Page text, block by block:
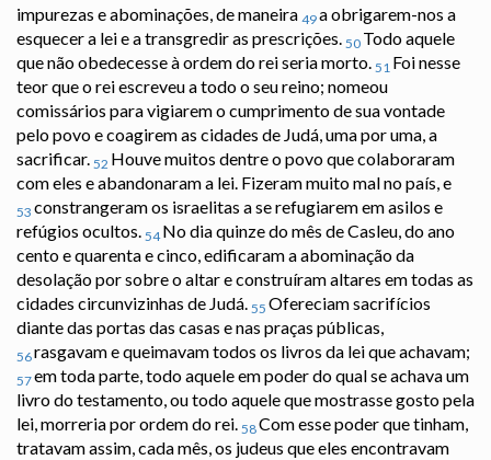
impurezas e abominações, de maneira 49a obrigarem-nos a
esquecer a lei e a transgredir as prescrições. 50 Todo aquele
que não obedecesse à ordem do rei seria morto. 51 Foi nesse
teor que o rei escreveu a todo o seu reino; nomeou
comissários para vigiarem o cumprimento de sua vontade
pelo povo e coagirem as cidades de Judá, uma por uma, a
sacrificar. 52 Houve muitos dentre o povo que colaboraram
com eles e abandonaram a lei. Fizeram muito mal no país, e
53 constrangeram os israelitas a se refugiarem em asilos e
refúgios ocultos. 54 No dia quinze do mês de Casleu, do ano
cento e quarenta e cinco, edificaram a abominação da
desolação por sobre o altar e construíram altares em todas as
cidades circunvizinhas de Judá. 55 Ofereciam sacrifícios
diante das portas das casas e nas praças públicas,
56rasgavam e queimavam todos os livros da lei que achavam;
57em toda parte, todo aquele em poder do qual se achava um
livro do testamento, ou todo aquele que mostrasse gosto pela
lei, morreria por ordem do rei. 58Com esse poder que tinham,
tratavam assim, cada mês, os judeus que eles encontravam